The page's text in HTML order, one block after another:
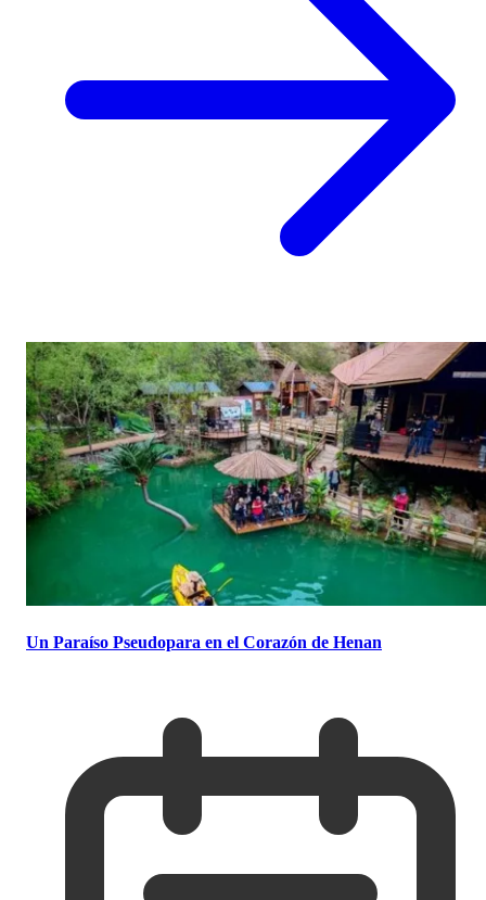
Un Paraíso Pseudopara en el Corazón de Henan